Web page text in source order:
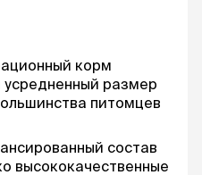
корм
размер
питомцев
состав
высококачественные